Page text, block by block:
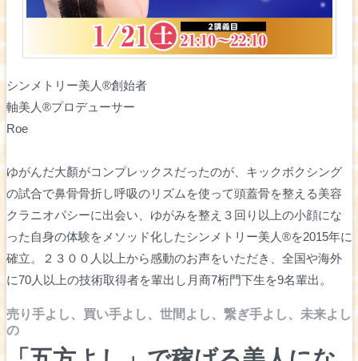
シンメトリー美人®︎創始者
軸美人®︎プロデューサー
Roe
ゆがんだ大顏がコンプレックスだったのが、キックボクシング
の試合で鼻骨骨折し呼吸のリズムを使って頭蓋骨を整える美容
クラニオパシーに出会い、ゆがみを整え３回り以上の小顔にな
った自身の体験をメソッド化したシンメトリー美人®︎を2015年に
確立。２３００人以上から感動のお声をいただき、全国や海外
に70人以上の技術取得者を輩出し月商7桁門下生を9名輩出。
売り手よし、買い手よし、世間よし、繋ぎ手よし、未来よし
の